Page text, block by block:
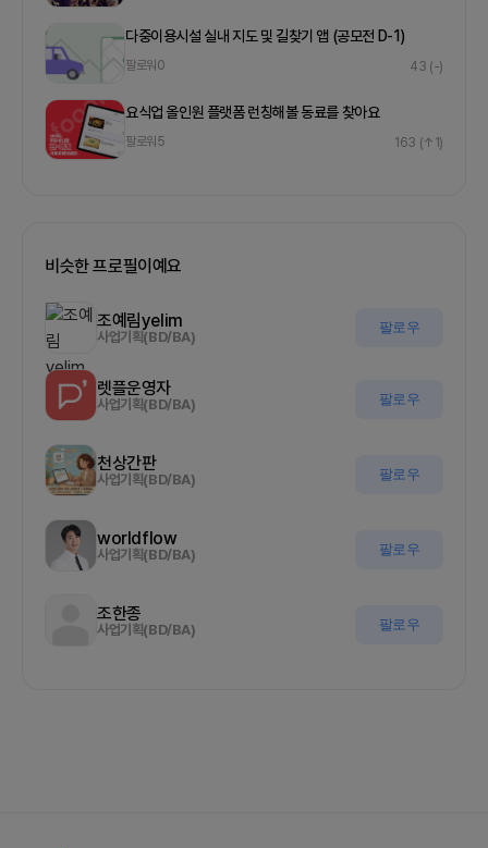
다중이용시설 실내 지도 및 길찾기 앱 (공모전 D-1)
팔로워 0 43 (-)
요식업 올인원 플랫폼 런칭해볼 동료를 찾아요
팔로워 5 163 (↑1)
비슷한 프로필이예요
조예림yelim
사업기획(BD/BA)
팔로우
렛플운영자
사업기획(BD/BA) 팔로우
천상간판
사업기획(BD/BA) 팔로우
worldflow
사업기획(BD/BA) 팔로우
조한종
사업기획(BD/BA) 팔로우